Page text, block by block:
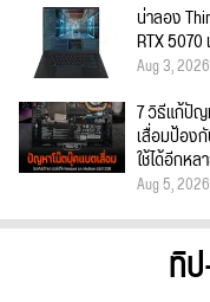
น่าลอง
RTX
Aug 3, 2026
7 วิธีแก้ปั
เสื่อมป้อง
ใช้ได้อีกหล
Aug 5, 2026
ทิ